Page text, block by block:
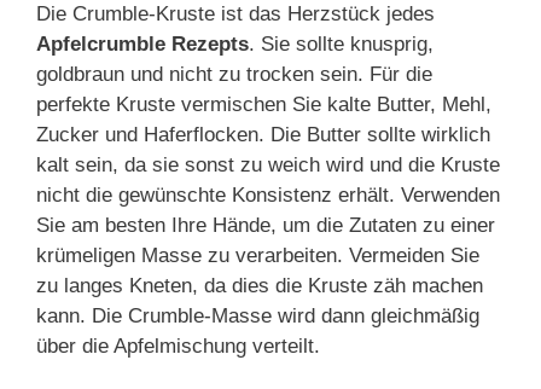
Die Crumble-Kruste ist das Herzstück jedes
Apfelcrumble Rezepts. Sie sollte knusprig,
goldbraun und nicht zu trocken sein. Für die
perfekte Kruste vermischen Sie kalte Butter, Mehl,
Zucker und Haferflocken. Die Butter sollte wirklich
kalt sein, da sie sonst zu weich wird und die Kruste
nicht die gewünschte Konsistenz erhält. Verwenden
Sie am besten Ihre Hände, um die Zutaten zu einer
krümeligen Masse zu verarbeiten. Vermeiden Sie
zu langes Kneten, da dies die Kruste zäh machen
kann. Die Crumble-Masse wird dann gleichmäßig
über die Apfelmischung verteilt.